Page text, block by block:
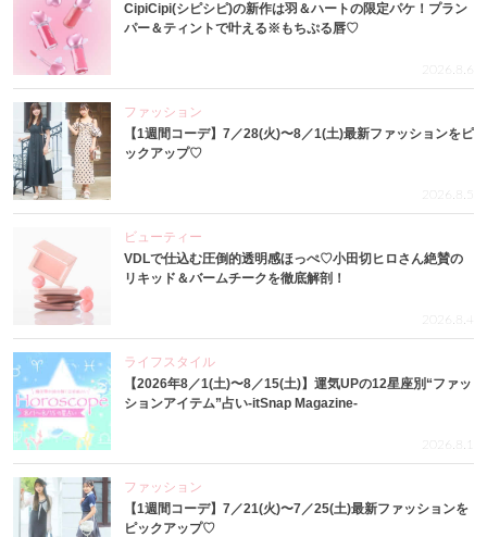
CipiCipi(シピシピ)の新作は羽＆ハートの限定パケ！プラン
パー＆ティントで叶える※もちぷる唇♡
2026.8.6
ファッション
【1週間コーデ】7／28(火)〜8／1(土)最新ファッションをピ
ックアップ♡
2026.8.5
ビューティー
VDLで仕込む圧倒的透明感ほっぺ♡小田切ヒロさん絶賛の
リキッド＆バームチークを徹底解剖！
2026.8.4
ライフスタイル
【2026年8／1(土)〜8／15(土)】運気UPの12星座別“ファッ
ションアイテム”占い-itSnap Magazine-
2026.8.1
ファッション
【1週間コーデ】7／21(火)〜7／25(土)最新ファッションを
ピックアップ♡